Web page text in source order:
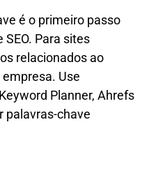
é o primeiro passo
Para sites
relacionados ao
Use
Planner, Ahrefs
palavras-chave